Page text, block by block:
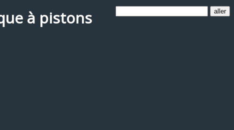
à pistons